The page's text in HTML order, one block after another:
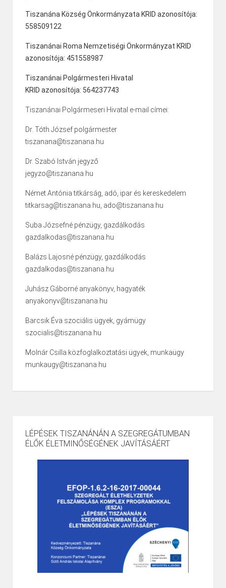
Tiszanána Község Önkormányzata KRID azonosítója:
558509122
Tiszanánai Roma Nemzetiségi Önkormányzat KRID
azonosítója: 451558987
Tiszanánai Polgármesteri Hivatal
KRID azonosítója: 564237743
Tiszanánai Polgármeseri Hivatal e-mail címei:
Dr. Tóth József polgármester
tiszanana@tiszanana.hu
Dr. Szabó István jegyző
jegyzo@tiszanana.hu
Német Antónia titkárság, adó, ipar és kereskedelem
titkarsag@tiszanana.hu, ado@tiszanana.hu
Suba Józsefné pénzügy, gazdálkodás
gazdalkodas@tiszanana.hu
Balázs Lajosné pénzügy, gazdálkodás
gazdalkodas@tiszanana.hu
Juhász Gáborné anyakönyv, hagyaték
anyakonyv@tiszanana.hu
Barcsik Éva szociális ügyek, gyámügy
szocialis@tiszanana.hu
Molnár Csilla közfoglalkoztatási ügyek, munkaügy
munkaugy@tiszanana.hu
LÉPÉSEK TISZANÁNÁN A SZEGREGÁTUMBAN
ÉLŐK ÉLETMINŐSÉGÉNEK JAVÍTÁSÁÉRT